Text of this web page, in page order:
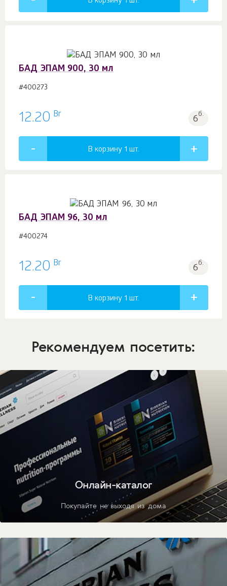
БАД ЭПАМ 900, 30 мл
#400273
12.20 Br 6б.
В корзину 1 шт.
БАД ЭПАМ 96, 30 мл
#400274
12.20 Br 6б.
В корзину 1 шт.
Рекомендуем посетить:
Онлайн-каталог
Покупайте не выходя из дома